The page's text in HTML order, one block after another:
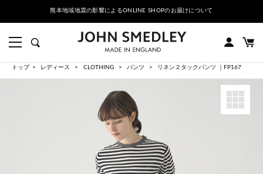
熊本地域地震の影響によるONLINE SHOPのお届けについて
トップ レディース CLOTHING パンツ リネン２タックパンツ ｜FP167